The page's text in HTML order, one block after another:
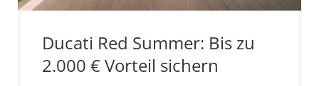
Ducati Red Summer: Bis zu
2.000 € Vorteil sichern